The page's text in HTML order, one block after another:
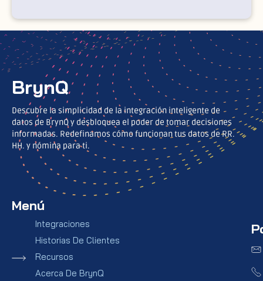
BrynQ
Descubre la simplicidad de la integración inteligente de
datos de BrynQ y desbloquea el poder de tomar decisiones
informadas. Redefinamos cómo funcionan tus datos de RR.
HH. y nómina para ti.
Menú
Integraciones
Historias De Clientes
Recursos
Acerca De BrynQ